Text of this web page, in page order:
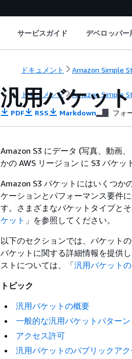
サービスガイド デベロッパー
ドキュメント Amazon Simple
ドキュメント Amazon Simple
汎用バケッ
PDF RSS Markdown フォ
Amazon S3 にデータ (写真、動画
かの AWS リージョン に S3 バケッ
Amazon S3 バケットにはいくつか
ケーションとパフォーマンス要件
す。さまざまなバケットタイプと
ケット 」を参照してください。
以下のセクションでは、バケット
バケットに関する詳細情報を提供
ストについては、「汎用バケット
トピック
汎用バケットの概要
一般的な汎用バケットパターン
アクセス許可
汎用バケットのパブリックア